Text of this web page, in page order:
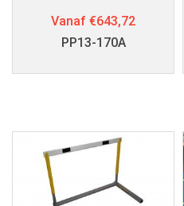
Vanaf €643,72
PP13-170A